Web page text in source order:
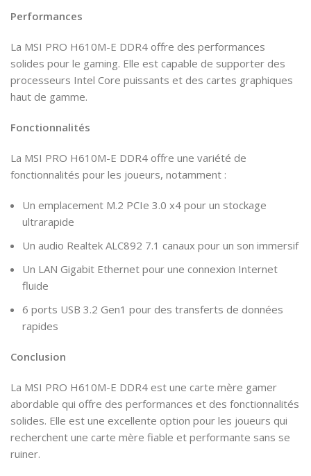
Performances
La MSI PRO H610M-E DDR4 offre des performances
solides pour le gaming. Elle est capable de supporter des
processeurs Intel Core puissants et des cartes graphiques
haut de gamme.
Fonctionnalités
La MSI PRO H610M-E DDR4 offre une variété de
fonctionnalités pour les joueurs, notamment :
Un emplacement M.2 PCIe 3.0 x4 pour un stockage
ultrarapide
Un audio Realtek ALC892 7.1 canaux pour un son immersif
Un LAN Gigabit Ethernet pour une connexion Internet
fluide
6 ports USB 3.2 Gen1 pour des transferts de données
rapides
Conclusion
La MSI PRO H610M-E DDR4 est une carte mère gamer
abordable qui offre des performances et des fonctionnalités
solides. Elle est une excellente option pour les joueurs qui
recherchent une carte mère fiable et performante sans se
ruiner.